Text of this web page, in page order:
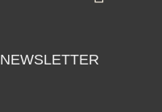
NEWSLETTER